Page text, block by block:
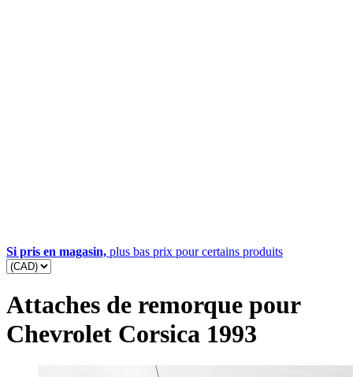
Si pris en magasin, plus bas prix pour certains produits
Attaches de remorque pour
Chevrolet Corsica 1993